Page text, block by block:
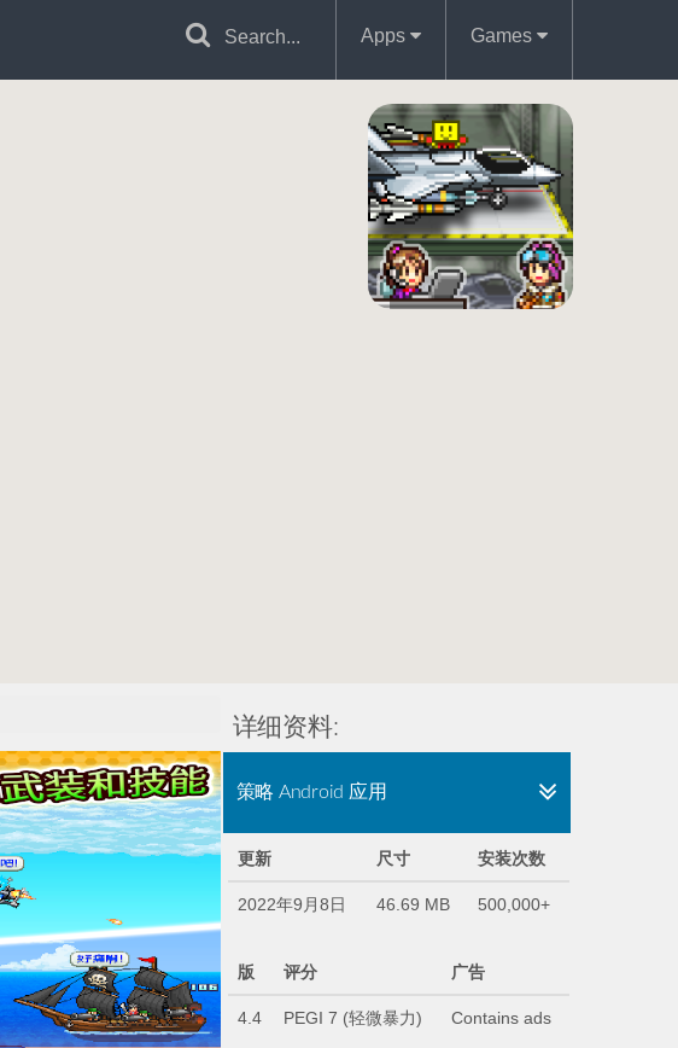
Apps Games
详细资料:
策略 Android 应用
更新 尺寸 安装次数
2022年9月8日 46.69 MB 500,000+
版 评分 广告
4.4 PEGI 7 (轻微暴力) Contains ads